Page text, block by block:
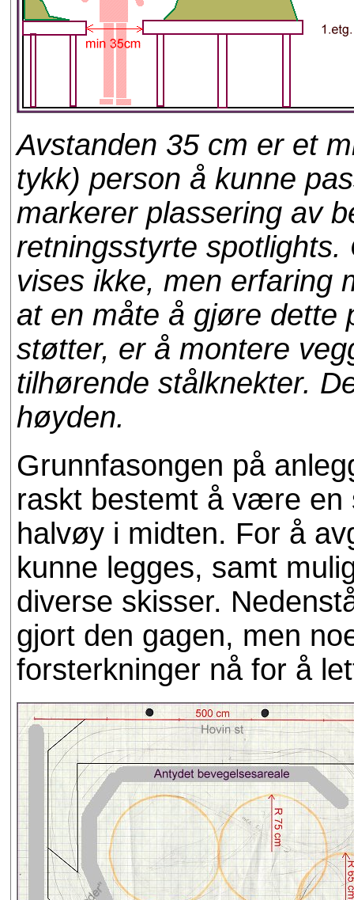
Avstanden 35 cm er et
tykk) person å kunne
markerer plassering av
retningsstyrte
vises ikke, men erfaring
at en måte å gjøre dette
støtter, er å montere
tilhørende stålknekter.
høyden.
Grunnfasongen på
raskt bestemt å være en
halvøy i midten. For å
kunne legges, samt
diverse skisser.
gjort den gagen, men
forsterkninger nå for å